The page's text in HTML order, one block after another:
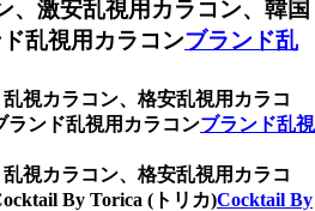
、激安乱視用カラコン、韓国
乱視用カラコンブランド乱
視カラコン、格安乱視用カラコ
ランド乱視用カラコンブランド乱視
視カラコン、格安乱視用カラコ
By Torica (トリカ)Cocktail By